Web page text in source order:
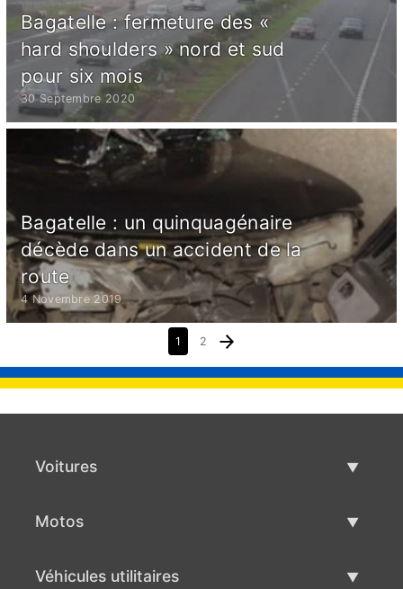
Bagatelle : fermeture des «
hard shoulders » nord et sud
pour six mois
30 Septembre 2020
Bagatelle : un quinquagénaire
décède dans un accident de la
route
4 Novembre 2019
1 2
Voitures
Motos
Véhicules utilitaires